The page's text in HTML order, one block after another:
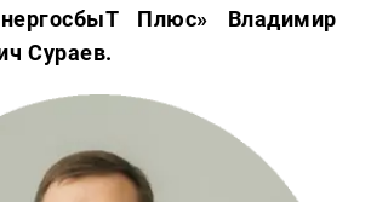
Плюс» Владимир
Сураев.